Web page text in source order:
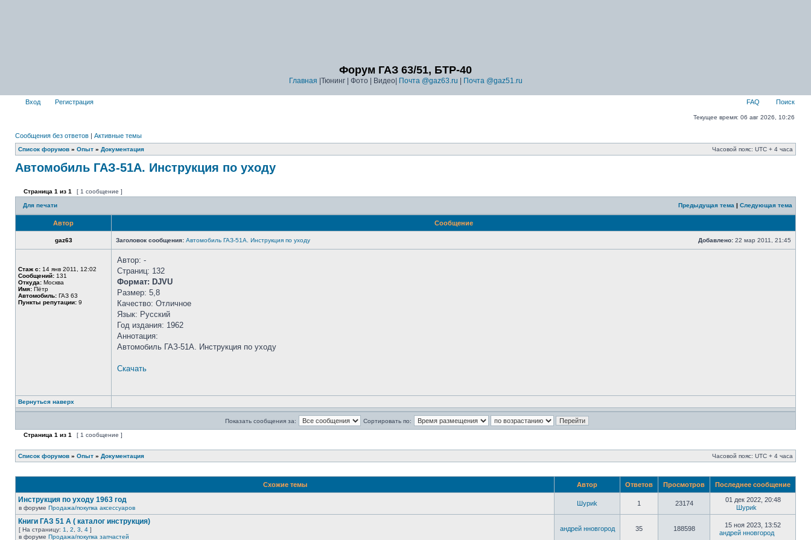
Форум ГАЗ 63/51, БТР-40
Главная |Тюнинг | Фото | Видео| Почта @gaz63.ru Почта @gaz51.ru
Вход Регистрация FAQ Поиск
Текущее время: 06 авг 2026, 10:26
Сообщения без ответов | Активные темы
Список форумов » Опыт » Документация Часовой пояс: UTC + 4 часа
Автомобиль ГАЗ-51А. Инструкция по уходу
Страница 1 из 1 [ 1 сообщение ]
Для печати Предыдущая тема | Следующая тема
Автор Сообщение
gaz63 Заголовок сообщения: Автомобиль ГАЗ-51А. Инструкция по уходу Добавлено: 22 мар 2011, 21:45
Стаж с: 14 янв 2011, 12:02
Сообщений: 131
Откуда: Москва
Имя: Пётр
Автомобиль: ГАЗ 63
Пункты репутации: 9
Автор: -
Страниц: 132
Формат: DJVU
Размер: 5,8
Качество: Отличное
Язык: Русский
Год издания: 1962
Аннотация:
Автомобиль ГАЗ-51А. Инструкция по уходу
Скачать
Вернуться наверх
Показать сообщения за: Сортировать по:
Страница 1 из 1 [ 1 сообщение ]
Список форумов » Опыт » Документация Часовой пояс: UTC + 4 часа
Схожие темы Автор Ответов Просмотров Последнее сообщение
Инструкция по уходу 1963 год
в форуме Продажа/покупка аксессуаров
Шyриk 1 23174
01 дек 2022, 20:48
Шyриk
Книги ГАЗ 51 А ( каталог инструкция)
[ На страницу: 1 2 3 4 ]
в форуме Продажа/покупка запчастей
андрей нновгород 35 188598
15 ноя 2023, 13:52
андрей нновгород